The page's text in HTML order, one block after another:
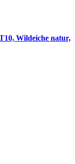
Wildeiche natur,